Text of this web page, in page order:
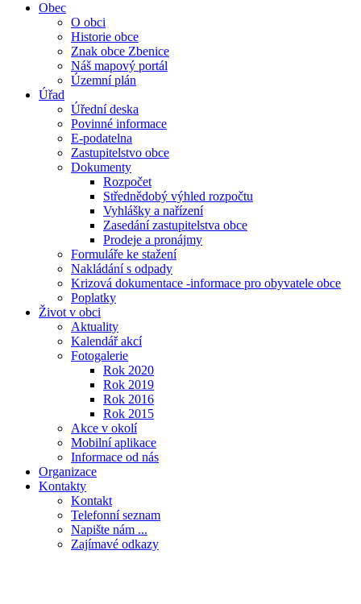
Obec
O obci
Historie obce
Znak obce Zbenice
Náš mapový portál
Územní plán
Úřad
Úřední deska
Povinné informace
E-podatelna
Zastupitelstvo obce
Dokumenty
Rozpočet
Střednědobý výhled rozpočtu
Vyhlášky a nařízení
Zasedání zastupitelstva obce
Prodeje a pronájmy
Formuláře ke stažení
Nakládání s odpady
Krizová dokumentace -informace pro obyvatele obce
Poplatky
Život v obci
Aktuality
Kalendář akcí
Fotogalerie
Rok 2020
Rok 2019
Rok 2016
Rok 2015
Akce v okolí
Mobilní aplikace
Informace od nás
Organizace
Kontakty
Kontakt
Telefonní seznam
Napište nám ...
Zajímavé odkazy